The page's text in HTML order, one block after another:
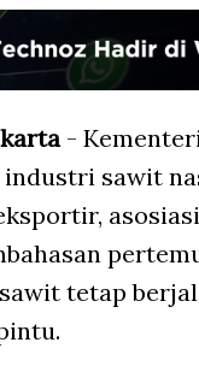
-
sawit
tetap